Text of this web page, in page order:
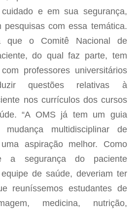
e em sua segurança,
pesquisas com essa temática.
que o Comitê Nacional de
do qual faz parte, tem
professores universitários
questões relativas à
nos currículos dos cursos
“A OMS já tem um guia
mudança multidisciplinar de
aspiração melhor. Como
a segurança do paciente
de saúde, deveriam ter
reuníssemos estudantes de
medicina, nutrição,